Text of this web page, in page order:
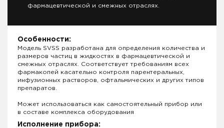
фармацевтической и смежных отраслях.
Особенности:
Модель SVSS разработана для определения количества и
размеров частиц в жидкостях в фармацевтической и
смежных отраслях. Соответствует требованиям всех
фармакопей касательно контроля парентеральных,
инфузионных растворов, офтальмических и других типов
препаратов.
Может использоваться как самостоятельный прибор или
в составе комплекса оборудования
Исполнение прибора: